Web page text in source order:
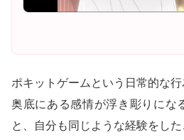
ポキットゲームという日常的な
奥底にある感情が浮き彫りにな
と、自分も同じような経験をし